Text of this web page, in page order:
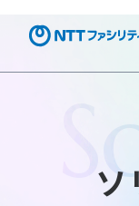
ソ